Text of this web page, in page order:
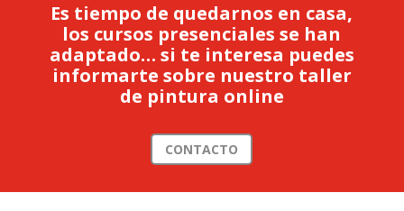
Es tiempo de quedarnos en casa,
los cursos presenciales se han
adaptado… si te interesa puedes
informarte sobre nuestro taller
de pintura online
CONTACTO